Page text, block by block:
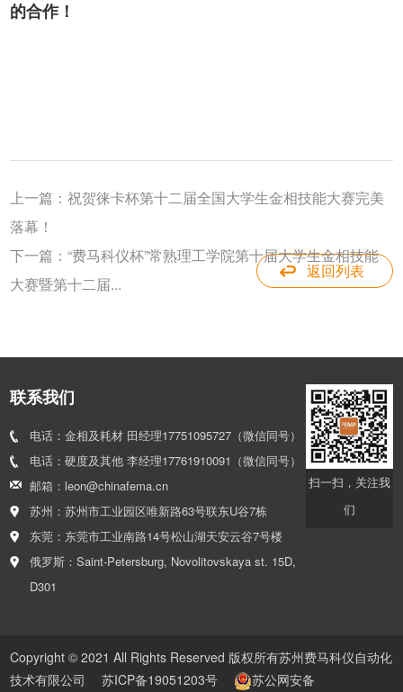
的合作！
上一篇：祝贺徕卡杯第十二届全国大学生金相技能大赛完美
落幕！
下一篇：“费马科仪杯”常熟理工学院第十届大学生金相技能
大赛暨第十二届...
返回列表
联系我们
电话：金相及耗材 田经理17751095727（微信同号）
电话：硬度及其他 李经理17761910091（微信同号）
邮箱：leon@chinafema.cn
苏州：苏州市工业园区唯新路63号联东U谷7栋
东莞：东莞市工业南路14号松山湖天安云谷7号楼
俄罗斯：Saint-Petersburg, Novolitovskaya st. 15D,
D301
扫一扫，关注我
们
Copyright © 2021 All Rights Reserved 版权所有苏州费马科仪自动化
技术有限公司苏ICP备19051203号 苏公网安备